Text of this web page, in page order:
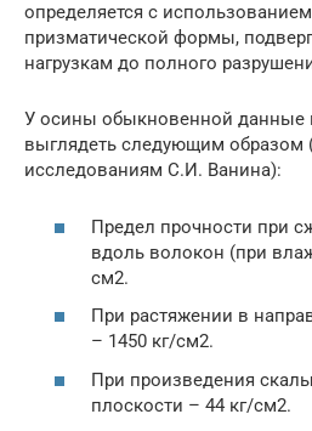
определяется с
призматической формы,
нагрузкам до полного
У осины обыкновенной данные
выглядеть следующим образом
исследованиям С.И. Ванина):
Предел прочности при
вдоль волокон (при
см2.
При растяжении в
– 1450 кг/см2.
При произведения
плоскости – 44 кг/см2.